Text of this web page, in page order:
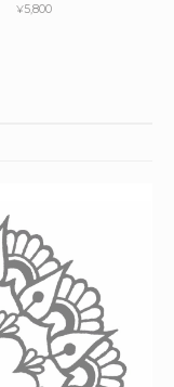
¥5,800